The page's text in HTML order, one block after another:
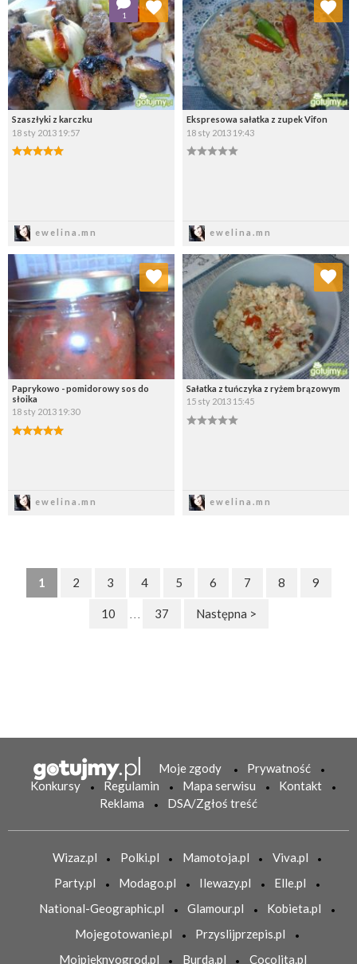
Szaszłyki z karczku
18 sty 2013 19:57
ewelina.mn
1
Wybierz listę:
Ekspresowa sałatka z zupek Vifon
18 sty 2013 19:43
ewelina.mn
Wybierz listę:
Paprykowo - pomidorowy sos do
słoika
18 sty 2013 19:30
ewelina.mn
Dodaj do ulubionych
Wybierz listę:
Sałatka z tuńczyka z ryżem brązowym
15 sty 2013 15:45
ewelina.mn
Dodaj do ulubionych
Wybierz listę:
1 2 3 4 5 6 7 8 9
10 . . . 37 Następna >
Moje zgody
Prywatność
Konkursy
Regulamin Mapa serwisu
Kontakt
Reklama
DSA/Zgłoś treść
Wizaz.pl Polki.pl Mamotoja.pl
Viva.pl
Party.pl
Modago.pl Ilewazy.pl
Elle.pl
National-Geographic.pl
Glamour.pl
Kobieta.pl
Mojegotowanie.pl
Przyslijprzepis.pl
Mojpieknyogrod.pl
Burda.pl Cocolita.pl